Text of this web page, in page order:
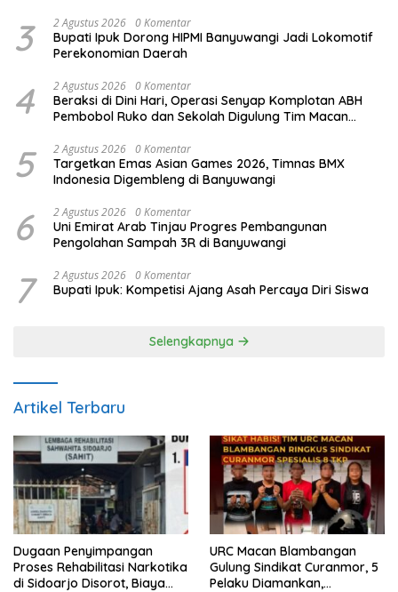
3 2 Agustus 2026 0 Komentar
Bupati Ipuk Dorong HIPMI Banyuwangi Jadi Lokomotif
Perekonomian Daerah
4 2 Agustus 2026 0 Komentar
Beraksi di Dini Hari, Operasi Senyap Komplotan ABH
Pembobol Ruko dan Sekolah Digulung Tim Macan
5 2 Agustus 2026 0 Komentar
Targetkan Emas Asian Games 2026, Timnas BMX
Indonesia Digembleng di Banyuwangi
6 2 Agustus 2026 0 Komentar
Uni Emirat Arab Tinjau Progres Pembangunan
Pengolahan Sampah 3R di Banyuwangi
7 2 Agustus 2026 0 Komentar
Bupati Ipuk: Kompetisi Ajang Asah Percaya Diri Siswa
Selengkapnya
Artikel Terbaru
Dugaan Penyimpangan
Proses Rehabilitasi Narkotika
di Sidoarjo Disorot, Biaya
URC Macan Blambangan
Gulung Sindikat Curanmor, 5
Pelaku Diamankan,